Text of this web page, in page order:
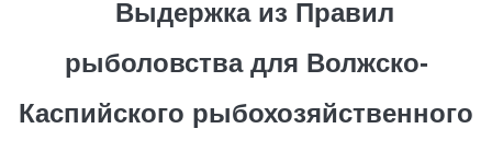
Выдержка из Правил
рыболовства для Волжско-
Каспийского рыбохозяйственного